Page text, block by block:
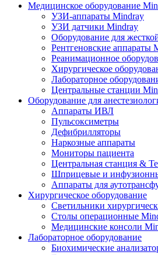
Медицинское оборудование
УЗИ-аппараты Mindray
УЗИ датчики Mindray
Оборудование для
Рентгеновские аппараты
Реанимационное
Хирургическое
Лабораторное
Центральные станции
Оборудование для
Аппараты ИВЛ
Пульсоксиметры
Дефибрилляторы
Наркозные аппараты
Мониторы пациента
Центральная станция &
Шприцевые и
Аппараты для
Хирургическое оборудование
Светильники
Столы операционные
Медицинские консоли
Лабораторное оборудование
Биохимические